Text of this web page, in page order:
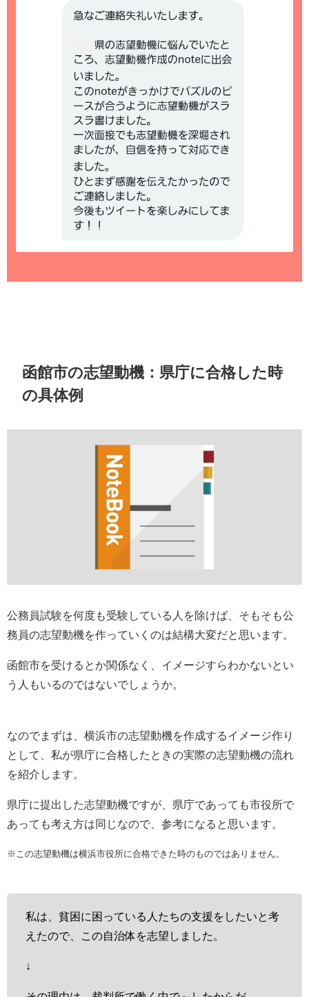
函館市の志望動機：県庁に合格した時
の具体例
公務員試験を何度も受験している人を除けば、そもそも公
務員の志望動機を作っていくのは結構大変だと思います。
函館市を受けるとか関係なく、イメージすらわかないとい
う人もいるのではないでしょうか。
なのでまずは、横浜市の志望動機を作成するイメージ作り
として、私が県庁に合格したときの実際の志望動機の流れ
を紹介します。
県庁に提出した志望動機ですが、県庁であっても市役所で
あっても考え方は同じなので、参考になると思います。
※この志望動機は横浜市役所に合格できた時のものではありません。
私は、貧困に困っている人たちの支援をしたいと考
えたので、この自治体を志望しました。
↓